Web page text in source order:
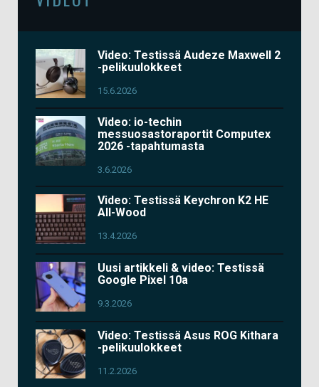
Video: Testissä Audeze Maxwell 2
-pelikuulokkeet
15.6.2026
Video: io-techin
messuosastoraportit Computex
2026 -tapahtumasta
3.6.2026
Video: Testissä Keychron K2 HE
All-Wood
13.4.2026
Uusi artikkeli & video: Testissä
Google Pixel 10a
9.3.2026
Video: Testissä Asus ROG Kithara
-pelikuulokkeet
11.2.2026